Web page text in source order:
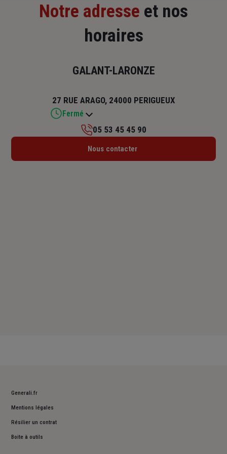
Notre adresse et nos
horaires
GALANT-LARONZE
27 RUE ARAGO, 24000 PERIGUEUX
Fermé
Lundi : 09h – 12h / 13h30 – 17h30
05 53 45 45 90
Nous contacter
Generali.fr
Mentions légales
Résilier un contrat
Boite à outils